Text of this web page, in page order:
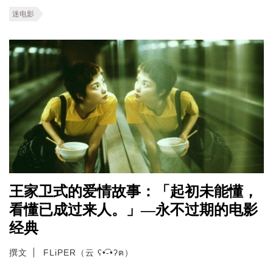
迷电影
王家卫式的爱情故事：「起初未能懂，
看懂已成过来人。」—永不过期的电影
经典
撰文 FLiPER（云 ʕ•͡-•ʔฅ）